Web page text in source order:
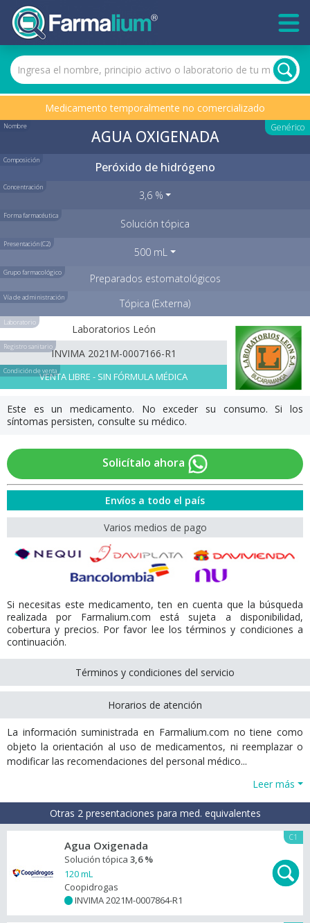
Medicamento temporalmente no comercializado
Nombre Genérico
AGUA OXIGENADA
Composición Peróxido de hidrógeno
Concentración
3,6 %
Forma farmacéutica
Solución tópica
Presentación (C2)
500 mL
Grupo farmacológico Preparados estomatológicos
Vía de administración Tópica (Externa)
Laboratorio
Laboratorios León
Registro sanitario
INVIMA 2021M-0007166-R1
Condición de ventaVENTA LIBRE - SIN FÓRMULA MÉDICA
Este es un medicamento. No exceder su consumo. Si los
síntomas persisten, consulte su médico.
Solicítalo ahora
Envíos a todo el país
Varios medios de pago
Si necesitas este medicamento, ten en cuenta que la búsqueda
realizada por Farmalium.com está sujeta a disponibilidad,
cobertura y precios. Por favor lee los términos y condiciones a
continuación.
Términos y condiciones del servicio
Horarios de atención
La información suministrada en Farmalium.com no tiene como
objeto la orientación al uso de medicamentos, ni reemplazar o
modificar las recomendaciones del personal médico...
Leer más
Otras 2 presentaciones para med. equivalentes
C1
Agua Oxigenada
Solución tópica 3,6 %
120 mL
Coopidrogas
INVIMA 2021M-0007864-R1